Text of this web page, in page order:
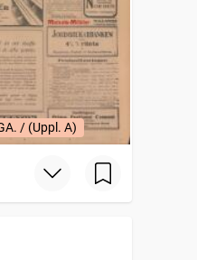
/ (Uppl. A)